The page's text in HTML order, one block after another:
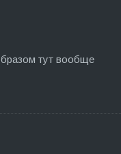
тут вообще